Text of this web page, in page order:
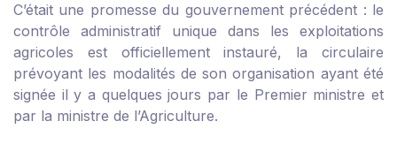
C’était une promesse du gouvernement précédent : le
contrôle administratif unique dans les exploitations
agricoles est officiellement instauré, la circulaire
prévoyant les modalités de son organisation ayant été
signée il y a quelques jours par le Premier ministre et
par la ministre de l’Agriculture.